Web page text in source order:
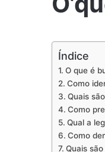
Índice
O que é
Como
Quais
Como
Qual a
Como
Quais